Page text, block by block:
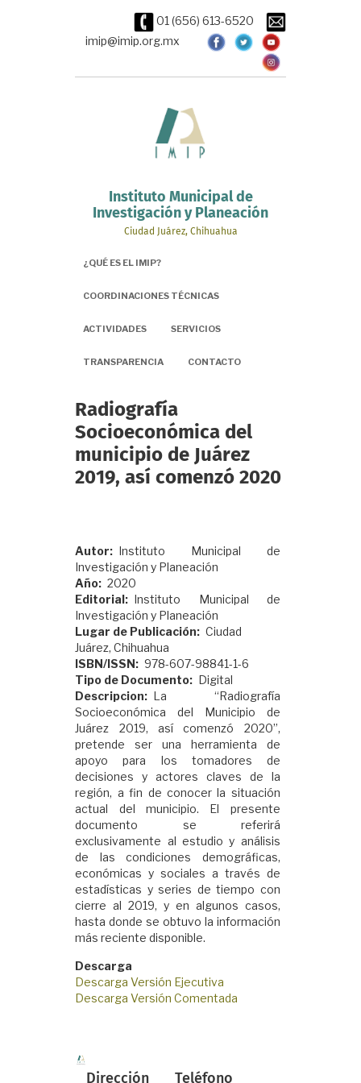
01 (656) 613-6520
imip@imip.org.mx
Instituto Municipal de
Investigación y Planeación
Ciudad Juárez, Chihuahua
¿QUÉ ES EL IMIP?
COORDINACIONES TÉCNICAS
ACTIVIDADES SERVICIOS
TRANSPARENCIA CONTACTO
Radiografía
Socioeconómica del
municipio de Juárez
2019, así comenzó 2020
Autor
Instituto Municipal de
Investigación y Planeación
Año
2020
Editorial
Instituto Municipal de
Investigación y Planeación
Lugar de Publicación
Ciudad
Juárez, Chihuahua
ISBN/ISSN
978-607-98841-1-6
Tipo de Documento
Digital
Descripcion
La “Radiografía
Socioeconómica del Municipio de
Juárez 2019, así comenzó 2020”,
pretende ser una herramienta de
apoyo para los tomadores de
decisiones y actores claves de la
región, a fin de conocer la situación
actual del municipio. El presente
documento se referirá
exclusivamente al estudio y análisis
de las condiciones demográficas,
económicas y sociales a través de
estadísticas y series de tiempo con
cierre al 2019, y en algunos casos,
hasta donde se obtuvo la información
más reciente disponible.
Descarga
Descarga Versión Ejecutiva
Descarga Versión Comentada
Dirección Teléfono